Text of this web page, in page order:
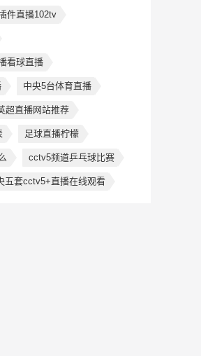
件直播102tv
看球直播
中央5台体育直播
超直播网站推荐
足球直播柠檬
cctv5频道乒乓球比赛
五套cctv5+直播在线观看